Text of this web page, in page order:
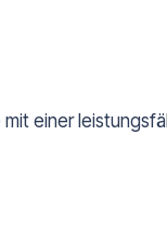
einer